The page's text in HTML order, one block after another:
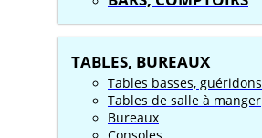
TABLES, BUREAUX
Tables basses, guéridons
Tables de salle à manger
Bureaux